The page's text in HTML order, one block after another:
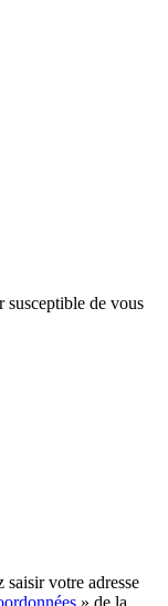
de vous
votre adresse
» de la